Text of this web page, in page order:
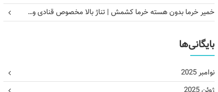
خمیر خرما بدون هسته خرما کشمش | تناژ بالا مخصوص قنادی و…
بایگانی‌ها
نوامبر 2025